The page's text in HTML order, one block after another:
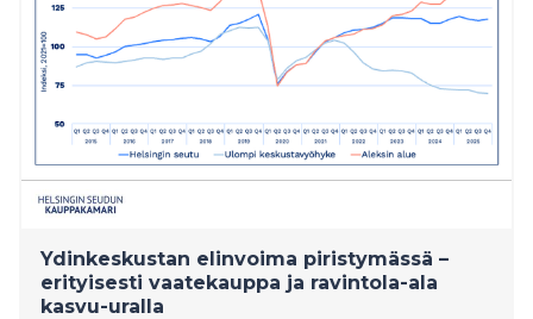
Ydinkeskustan elinvoima piristymässä –
erityisesti vaatekauppa ja ravintola-ala
kasvu-uralla